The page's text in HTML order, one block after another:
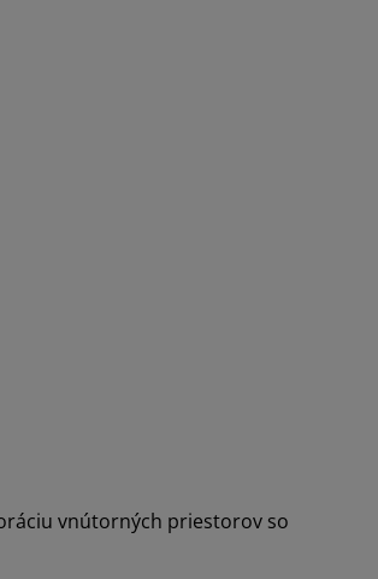
vnútorných priestorov so